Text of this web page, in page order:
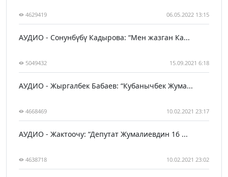
4629419 06.05.2022 13:15
АУДИО - Сонунбүбү Кадырова: “Мен жазган Ка...
5049432 15.09.2021 6:18
АУДИО - Жыргалбек Бабаев: “Кубанычбек Жума...
4668469 10.02.2021 23:17
АУДИО - Жактоочу: “Депутат Жумалиевдин 16 ...
4638718 10.02.2021 23:02